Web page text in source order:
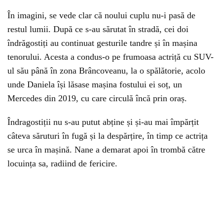
În imagini, se vede clar că noului cuplu nu-i pasă de
restul lumii. După ce s-au sărutat în stradă, cei doi
îndrăgostiți au continuat gesturile tandre și în mașina
tenorului. Acesta a condus-o pe frumoasa actriță cu SUV-
ul său până în zona Brâncoveanu, la o spălătorie, acolo
unde Daniela își lăsase mașina fostului ei soț, un
Mercedes din 2019, cu care circulă încă prin oraș.
Îndragostiții nu s-au putut abține și și-au mai împărțit
câteva săruturi în fugă și la despărțire, în timp ce actrița
se urca în mașină. Nane a demarat apoi în trombă către
locuința sa, radiind de fericire.